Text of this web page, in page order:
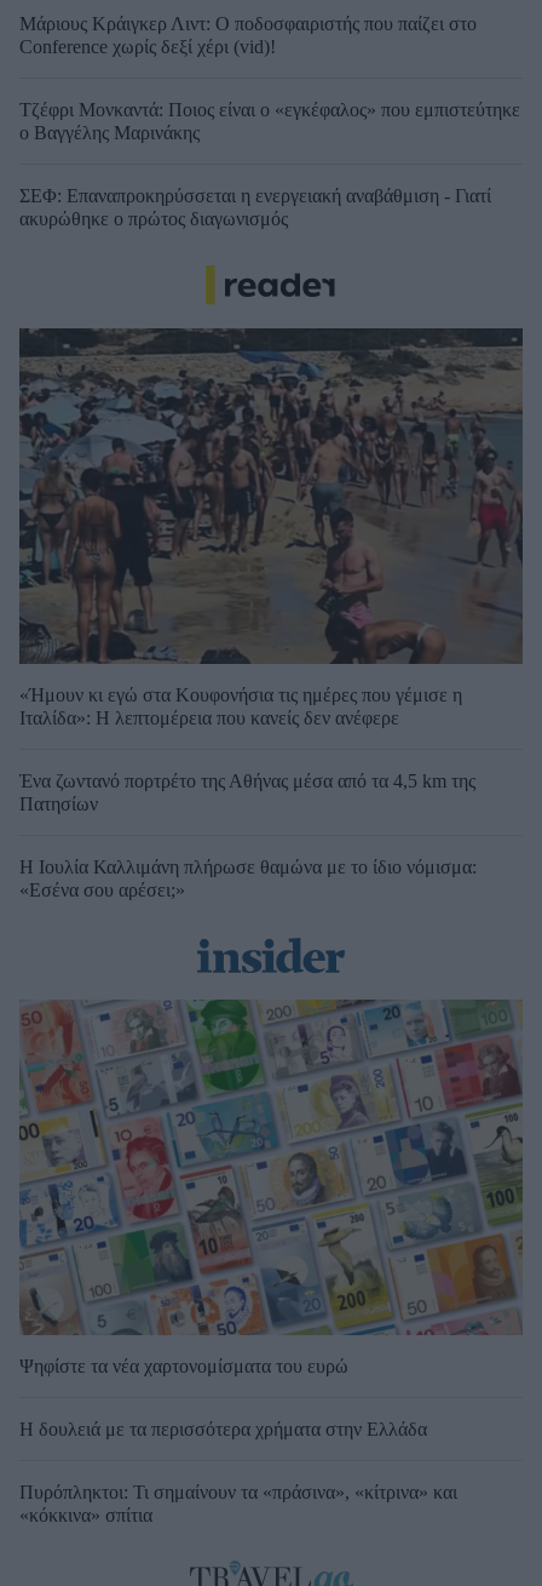
Μάριους Κράιγκερ Λιντ: Ο ποδοσφαιριστής που παίζει στο
Conference χωρίς δεξί χέρι (vid)!
Τζέφρι Μονκαντά: Ποιος είναι ο «εγκέφαλος» που εμπιστεύτηκε
ο Βαγγέλης Μαρινάκης
ΣΕΦ: Επαναπροκηρύσσεται η ενεργειακή αναβάθμιση - Γιατί
ακυρώθηκε ο πρώτος διαγωνισμός
«Ήμουν κι εγώ στα Κουφονήσια τις ημέρες που γέμισε η
Ιταλίδα»: Η λεπτομέρεια που κανείς δεν ανέφερε
Ένα ζωντανό πορτρέτο της Αθήνας μέσα από τα 4,5 km της
Πατησίων
Η Ιουλία Καλλιμάνη πλήρωσε θαμώνα με το ίδιο νόμισμα:
«Εσένα σου αρέσει;»
Ψηφίστε τα νέα χαρτονομίσματα του ευρώ
Η δουλειά με τα περισσότερα χρήματα στην Ελλάδα
Πυρόπληκτοι: Τι σημαίνουν τα «πράσινα», «κίτρινα» και
«κόκκινα» σπίτια